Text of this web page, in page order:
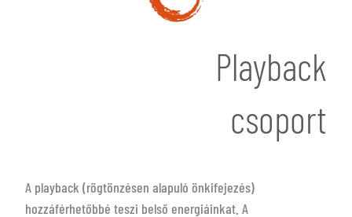
Playback
csoport
A playback (rögtönzésen alapuló önkifejezés)
hozzáférhetőbbé teszi belső energiáinkat. A